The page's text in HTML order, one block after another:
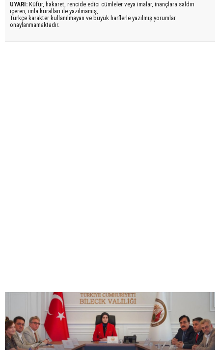
UYARI: Küfür, hakaret, rencide edici cümleler veya imalar, inançlara saldırı
içeren, imla kuralları ile yazılmamış,
Türkçe karakter kullanılmayan ve büyük harflerle yazılmış yorumlar
onaylanmamaktadır.